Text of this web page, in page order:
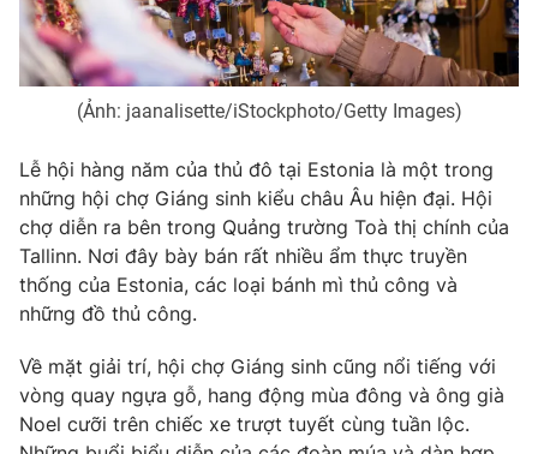
(Ảnh: jaanalisette/iStockphoto/Getty Images)
Lễ hội hàng năm của thủ đô tại Estonia là một trong
những hội chợ Giáng sinh kiểu châu Âu hiện đại. Hội
chợ diễn ra bên trong Quảng trường Toà thị chính của
Tallinn. Nơi đây bày bán rất nhiều ẩm thực truyền
thống của Estonia, các loại bánh mì thủ công và
những đồ thủ công.
Về mặt giải trí, hội chợ Giáng sinh cũng nổi tiếng với
vòng quay ngựa gỗ, hang động mùa đông và ông già
Noel cưỡi trên chiếc xe trượt tuyết cùng tuần lộc.